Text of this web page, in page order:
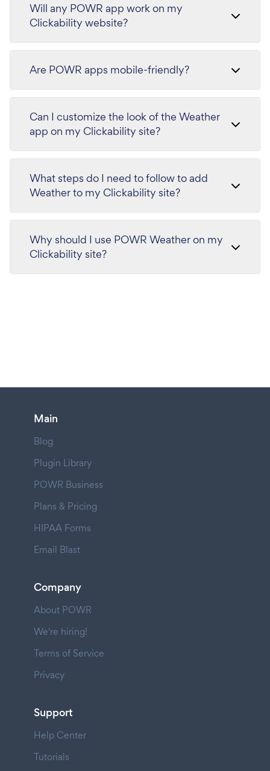
Will any POWR app work on my
Clickability website?
Are POWR apps mobile-friendly?
Can I customize the look of the Weather
app on my Clickability site?
What steps do I need to follow to add
Weather to my Clickability site?
Why should I use POWR Weather on my
Clickability site?
Main
Blog
Plugin Library
POWR Business
Plans & Pricing
HIPAA Forms
Email Blast
Company
About POWR
We're hiring!
Terms of Service
Privacy
Support
Help Center
Tutorials